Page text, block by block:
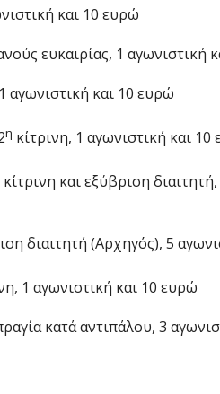
και 10 ευρώ
ευκαιρίας, 1 αγωνιστική
αγωνιστική και 10 ευρώ
η κίτρινη, 1 αγωνιστική και 10
κίτρινη και εξύβριση
διαιτητή (Αρχηγός), 5
1 αγωνιστική και 10 ευρώ
κατά αντιπάλου, 3